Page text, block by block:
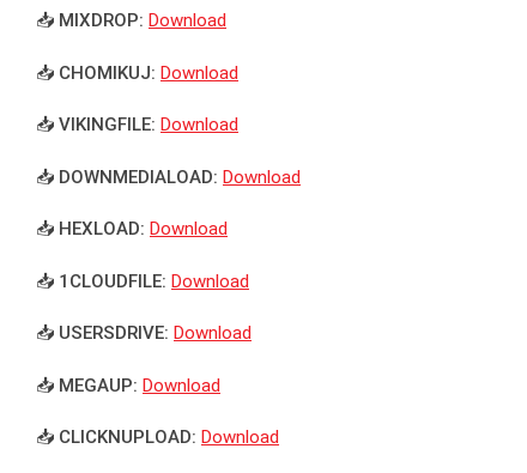
📥 MIXDROP: Download
📥 CHOMIKUJ: Download
📥 VIKINGFILE: Download
📥 DOWNMEDIALOAD: Download
📥 HEXLOAD: Download
📥 1CLOUDFILE: Download
📥 USERSDRIVE: Download
📥 MEGAUP: Download
📥 CLICKNUPLOAD: Download